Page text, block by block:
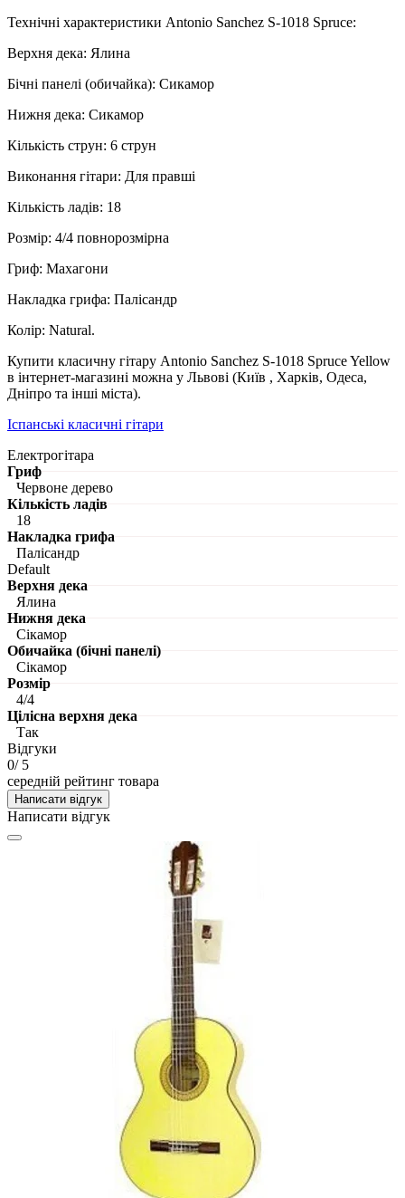
Технічні характеристики Antonio Sanchez S-1018 Spruce:
Верхня дека: Ялина
Бічні панелі (обичайка): Сикамор
Нижня дека: Сикамор
Кількість струн: 6 струн
Виконання гітари: Для правші
Кількість ладів: 18
Розмір: 4/4 повнорозмірна
Гриф: Махагони
Накладка грифа: Палісандр
Колір: Natural.
Купити класичну гітару Antonio Sanchez S-1018 Spruce Yellow
в інтернет-магазині можна у Львові (Київ , Харків, Одеса,
Дніпро та інші міста).
Іспанські класичні гітари
Електрогітара
Гриф
Червоне дерево
Кількість ладів
18
Накладка грифа
Палісандр
Default
Верхня дека
Ялина
Нижня дека
Сікамор
Обичайка (бічні панелі)
Сікамор
Розмір
4/4
Цілісна верхня дека
Так
Відгуки
0/ 5
середній рейтинг товара
Написати відгук
Написати відгук